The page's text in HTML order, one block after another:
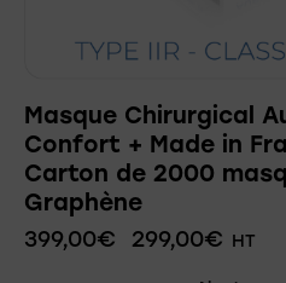
Masque Chirurgical
Confort + Made in
Carton de 2000
Graphène
399,00€ 299,00€ HT